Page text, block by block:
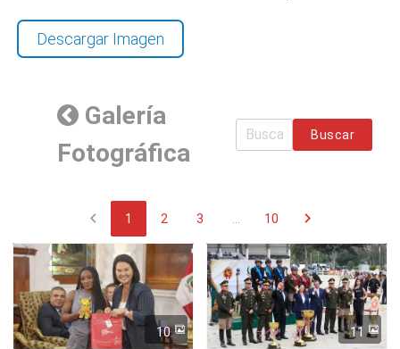
Descargar Imagen
Galería
Fotográfica
Buscar
chevron_left 1 2 3 10 chevron_right
10 11